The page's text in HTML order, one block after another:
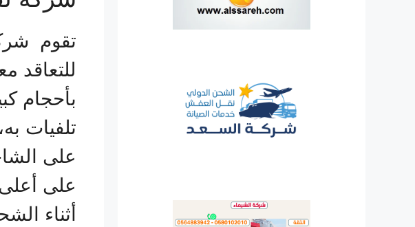
تقوم
للتعاقد
بأحجام
تلفيات
على
على
أثناء